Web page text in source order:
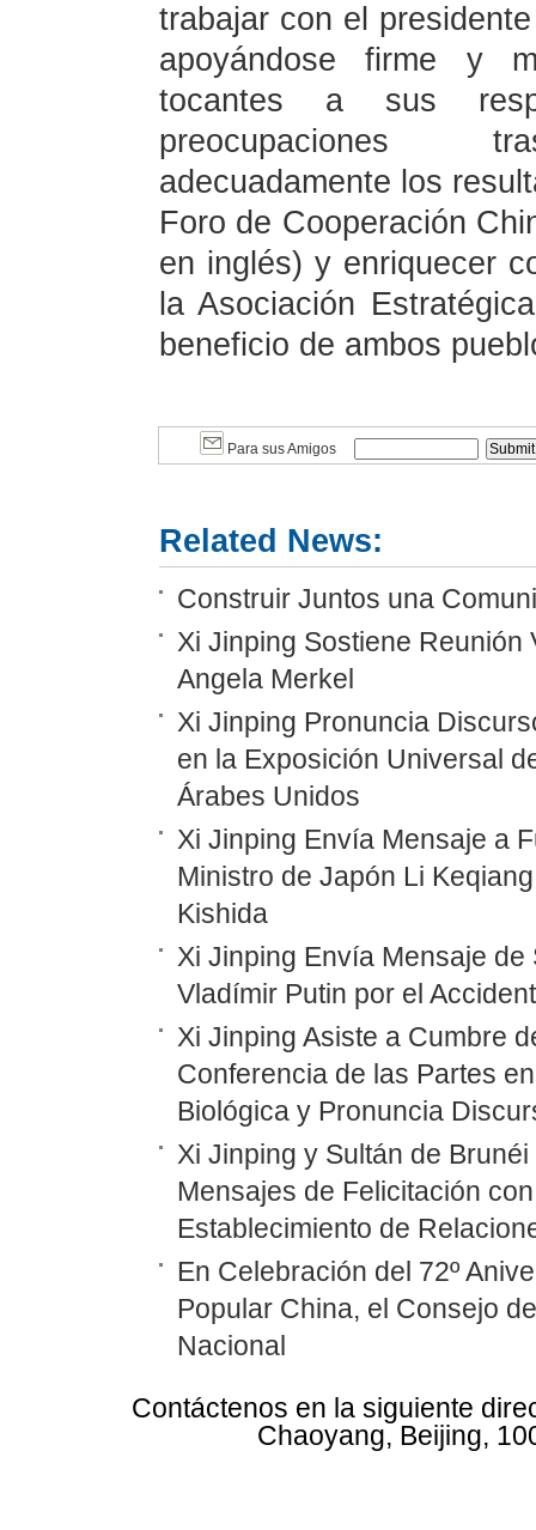
trabajar con el
apoyándose firme y
tocantes a sus
preocupaciones
adecuadamente los
Foro de Cooperación
en inglés) y enriquecer
la Asociación
beneficio de ambos
Para sus Amigos
Related News:
Construir Juntos una
Xi Jinping Sostiene Reunión
Angela Merkel
Xi Jinping Pronuncia
en la Exposición Universal
Árabes Unidos
Xi Jinping Envía Mensaje a
Ministro de Japón Li
Kishida
Xi Jinping Envía Mensaje
Vladímir Putin por el
Xi Jinping Asiste a Cumbre
Conferencia de las Partes
Biológica y Pronuncia
Xi Jinping y Sultán de
Mensajes de Felicitación
Establecimiento de
En Celebración del 72º
Popular China, el Consejo
Nacional
Contáctenos en la siguiente
Chaoyang, Beijing,